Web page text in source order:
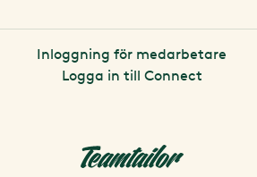
Inloggning för medarbetare
Logga in till Connect